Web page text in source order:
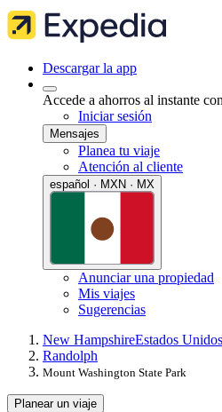
Descargar la app
Accede a ahorros al instante
Iniciar sesión
Mensajes
Planea tu viaje
Atención al cliente
español · MXN · MX
Anunciar una propiedad
Mis viajes
Sugerencias
New HampshireEstados Unidos
Randolph
Mount Washington State Park
Planear un viaje